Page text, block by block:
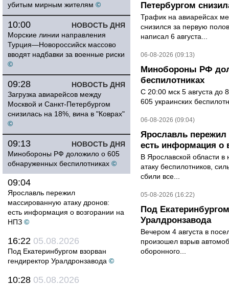
убитым мирным жителям ©
НОВОСТЬ ДНЯ
10:00
Морские линии направления
Турция—Новороссийск массово
вводят надбавки за военные риски
©
НОВОСТЬ ДНЯ
09:28
Загрузка авиарейсов между
Москвой и Санкт-Петербургом
снизилась на 18%, вина в "Коврах"
©
НОВОСТЬ ДНЯ
09:13
Минобороны РФ доложило о 605
обнаруженных беспилотниках ©
09:04
Ярославль пережил
массированную атаку дронов:
есть информация о возгорании на
НПЗ ©
16:22 05.08.2026
Под Екатеринбургом взорван
гендиректор Уралдронзавода ©
10:28 05.08.2026
Петербургом
Трафик на авиарейсах
снизился за первую
написал 6 августа...
06-08-2026 (09:13)
Минобороны РФ
беспилотниках
С 20:00 мск 5 августа до
605 украинских
06-08-2026 (09:04)
Ярославль пережил
есть информация о
В Ярославской области в
атаку беспилотников,
сбили все...
05-08-2026 (16:22)
Под
Уралдронзавода
Вечером 4 августа в
произошел взрыв
оборонного...